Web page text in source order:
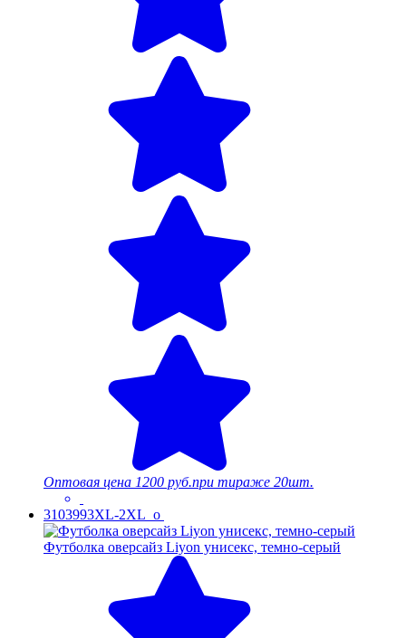
Оптовая цена 1200 руб.при тираже 20шт.
3103993XL-2XL_o
Футболка оверсайз Liyon унисекс, темно-серый